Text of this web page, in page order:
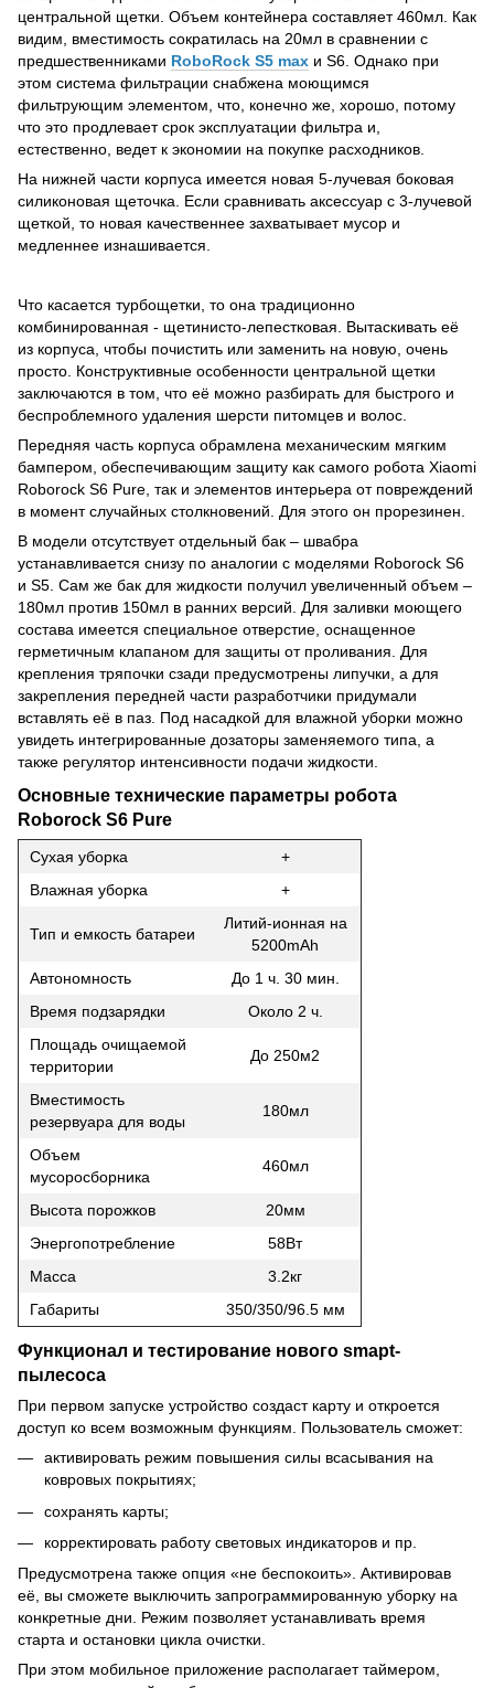
центральной щетки. Объем контейнера составляет 460мл. Как
видим, вместимость сократилась на 20мл в сравнении с
предшественниками RoboRock S5 max и S6. Однако при
этом система фильтрации снабжена моющимся
фильтрующим элементом, что, конечно же, хорошо, потому
что это продлевает срок эксплуатации фильтра и,
естественно, ведет к экономии на покупке расходников.
На нижней части корпуса имеется новая 5-лучевая боковая
силиконовая щеточка. Если сравнивать аксессуар с 3-лучевой
щеткой, то новая качественнее захватывает мусор и
медленнее изнашивается.
Что касается турбощетки, то она традиционно
комбинированная - щетинисто-лепестковая. Вытаскивать её
из корпуса, чтобы почистить или заменить на новую, очень
просто. Конструктивные особенности центральной щетки
заключаются в том, что её можно разбирать для быстрого и
беспроблемного удаления шерсти питомцев и волос.
Передняя часть корпуса обрамлена механическим мягким
бампером, обеспечивающим защиту как самого робота Xiaomi
Roborock S6 Pure, так и элементов интерьера от повреждений
в момент случайных столкновений. Для этого он прорезинен.
В модели отсутствует отдельный бак – швабра
устанавливается снизу по аналогии с моделями Roborock S6
и S5. Сам же бак для жидкости получил увеличенный объем –
180мл против 150мл в ранних версий. Для заливки моющего
состава имеется специальное отверстие, оснащенное
герметичным клапаном для защиты от проливания. Для
крепления тряпочки сзади предусмотрены липучки, а для
закрепления передней части разработчики придумали
вставлять её в паз. Под насадкой для влажной уборки можно
увидеть интегрированные дозаторы заменяемого типа, а
также регулятор интенсивности подачи жидкости.
Основные технические параметры робота
Roborock S6 Pure
Сухая уборка
+
Влажная уборка
+
Тип и емкость батареи
Литий-ионная на
5200mAh
Автономность
До 1 ч. 30 мин.
Время подзарядки
Около 2 ч.
Площадь очищаемой
территории
До 250м2
Вместимость
резервуара для воды
180мл
Объем
мусоросборника
460мл
Высота порожков
20мм
Энергопотребление
58Вт
Масса
3.2кг
Габариты
350/350/96.5 мм
Функционал и тестирование нового smapt-
пылесоса
При первом запуске устройство создаст карту и откроется
доступ ко всем возможным функциям. Пользователь сможет:
активировать режим повышения силы всасывания на
ковровых покрытиях;
сохранять карты;
корректировать работу световых индикаторов и пр.
Предусмотрена также опция «не беспокоить». Активировав
её, вы сможете выключить запрограммированную уборку на
конкретные дни. Режим позволяет устанавливать время
старта и остановки цикла очистки.
При этом мобильное приложение располагает таймером,